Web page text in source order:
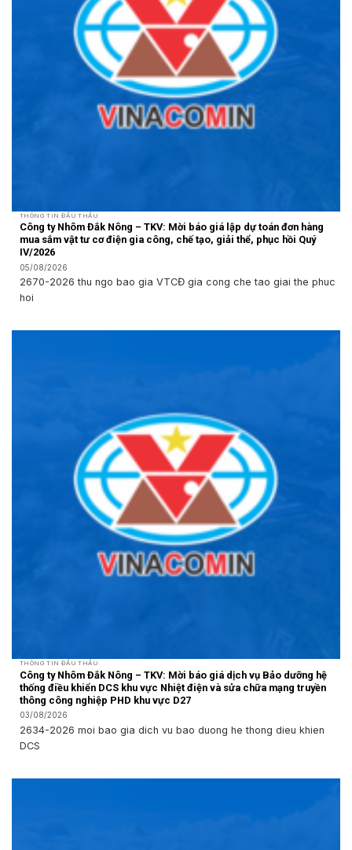
THÔNG TIN ĐẤU THẦU
Công ty Nhôm Đắk Nông – TKV: Mời báo giá lập dự toán đơn hàng
mua sắm vật tư cơ điện gia công, chế tạo, giải thể, phục hồi Quý
IV/2026
05/08/2026
2670-2026 thu ngo bao gia VTCĐ gia cong che tao giai the phuc
hoi
THÔNG TIN ĐẤU THẦU
Công ty Nhôm Đắk Nông – TKV: Mời báo giá dịch vụ Bảo dưỡng hệ
thống điều khiển DCS khu vực Nhiệt điện và sửa chữa mạng truyền
thông công nghiệp PHD khu vực D27
03/08/2026
2634-2026 moi bao gia dich vu bao duong he thong dieu khien
DCS